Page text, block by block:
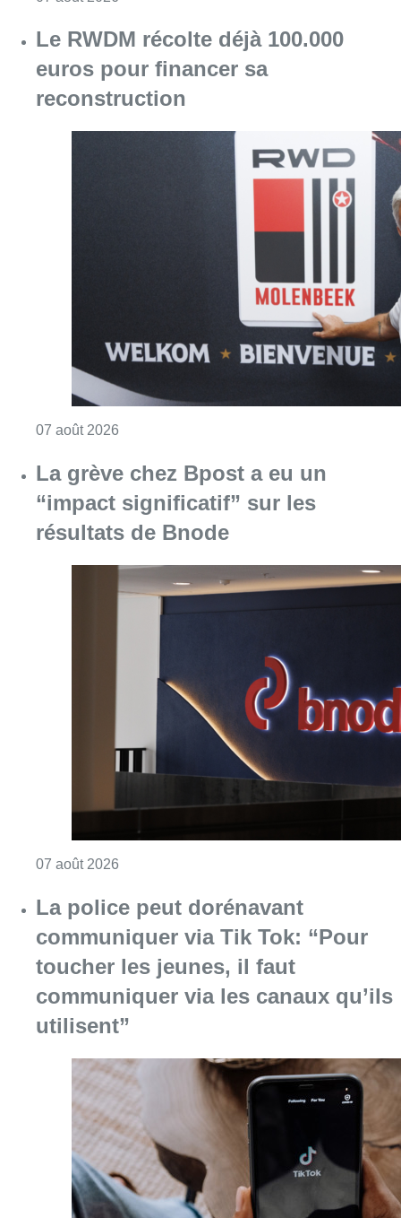
Consulter l'article "Le RWDM récolte déjà
La grève chez Bpost a eu un
“impact significatif” sur les
La police peut dorénavant
communiquer via Tik Tok: “Pour
toucher les jeunes, il faut
communiquer via les canaux qu’ils
07 août 2026 Consulter l'article "La police peut
Partager l'article
Facebook
TwitterWhatsApp
Share